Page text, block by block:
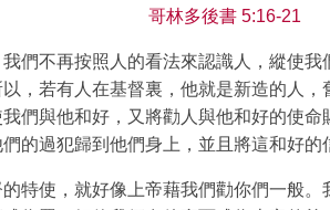
哥林多後書 5:16-21
們不再按照人的看法來認識人，縱使
，若有人在基督裏，他就是新造的人
們與他和好，又將勸人與他和好的使
的過犯歸到他們身上，並且將這和好的
特使，就好像上帝藉我們勸你們一般